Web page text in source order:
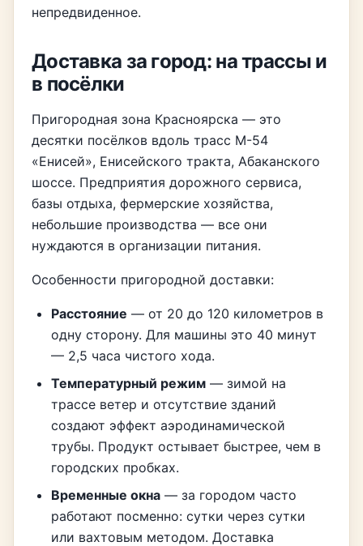
непредвиденное.
Доставка за город: на трассы и
в посёлки
Пригородная зона Красноярска — это
десятки посёлков вдоль трасс М-54
«Енисей», Енисейского тракта, Абаканского
шоссе. Предприятия дорожного сервиса,
базы отдыха, фермерские хозяйства,
небольшие производства — все они
нуждаются в организации питания.
Особенности пригородной доставки:
Расстояние — от 20 до 120 километров в
одну сторону. Для машины это 40 минут
— 2,5 часа чистого хода.
Температурный режим — зимой на
трассе ветер и отсутствие зданий
создают эффект аэродинамической
трубы. Продукт остывает быстрее, чем в
городских пробках.
Временные окна — за городом часто
работают посменно: сутки через сутки
или вахтовым методом. Доставка